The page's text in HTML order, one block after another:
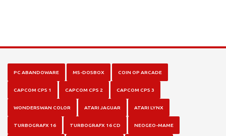
PC ABANDOWARE MS-DOSBOX COIN OP ARCADE
CAPCOM CPS 1 CAPCOM CPS 2 CAPCOM CPS 3
WONDERSWAN COLOR ATARI JAGUAR ATARI LYNX
TURBOGRAFX 16 TURBOGRAFX 16 CD NEOGEO-MAME